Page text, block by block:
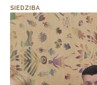
SIEDZIBA